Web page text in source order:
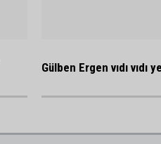
Gülben Ergen vıdı vıdı